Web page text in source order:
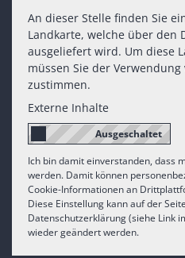
An dieser Stelle finden Sie
Landkarte, welche über den
ausgeliefert wird. Um diese
müssen Sie der
zustimmen.
Externe Inhalte
Ich bin damit einverstanden, dass
werden. Damit können
Cookie-Informationen an
Diese Einstellung kann auf der
Datenschutzerklärung (siehe Link
wieder geändert werden.